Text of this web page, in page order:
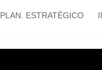
PLAN. ESTRATÉGICO